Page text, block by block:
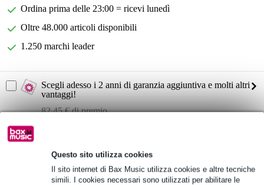
Questo sito utilizza cookies
Il sito internet di Bax Music utilizza cookies e altre tecniche
simili. I cookies necessari sono utilizzati per abilitare le
Ordina prima delle 23:00 = ricevi lunedì
Oltre 48.000 articoli disponibili
1.250 marchi leader
Scegli adesso i 2 anni di garanzia aggiuntiva e molti altri
vantaggi!
82,45 € di premio
Informazioni sul prodotto
RCF EVOX JMIX9 W
Array attivo portatile a 3 vie con mixer incorporato